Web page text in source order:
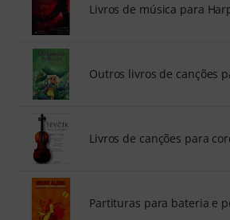
Livros de música para
Outros livros de canções
Livros de canções para
Partituras para bateria e